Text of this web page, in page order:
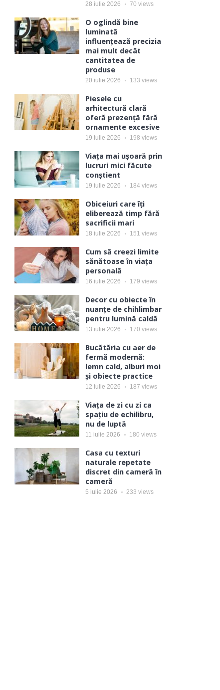
28 iulie 2026 70 views
O oglindă bine
luminată
influențează precizia
mai mult decât
cantitatea de
produse
20 iulie 2026 133 views
Piesele cu
arhitectură clară
oferă prezență fără
ornamente excesive
19 iulie 2026 198 views
Viața mai ușoară prin
lucruri mici făcute
conștient
19 iulie 2026 184 views
Obiceiuri care îți
eliberează timp fără
sacrificii mari
18 iulie 2026 151 views
Cum să creezi limite
sănătoase în viața
personală
16 iulie 2026 179 views
Decor cu obiecte în
nuanțe de chihlimbar
pentru lumină caldă
13 iulie 2026 170 views
Bucătăria cu aer de
fermă modernă:
lemn cald, alburi moi
și obiecte practice
12 iulie 2026 187 views
Viața de zi cu zi ca
spațiu de echilibru,
nu de luptă
11 iulie 2026 180 views
Casa cu texturi
naturale repetate
discret din cameră în
cameră
5 iulie 2026 233 views